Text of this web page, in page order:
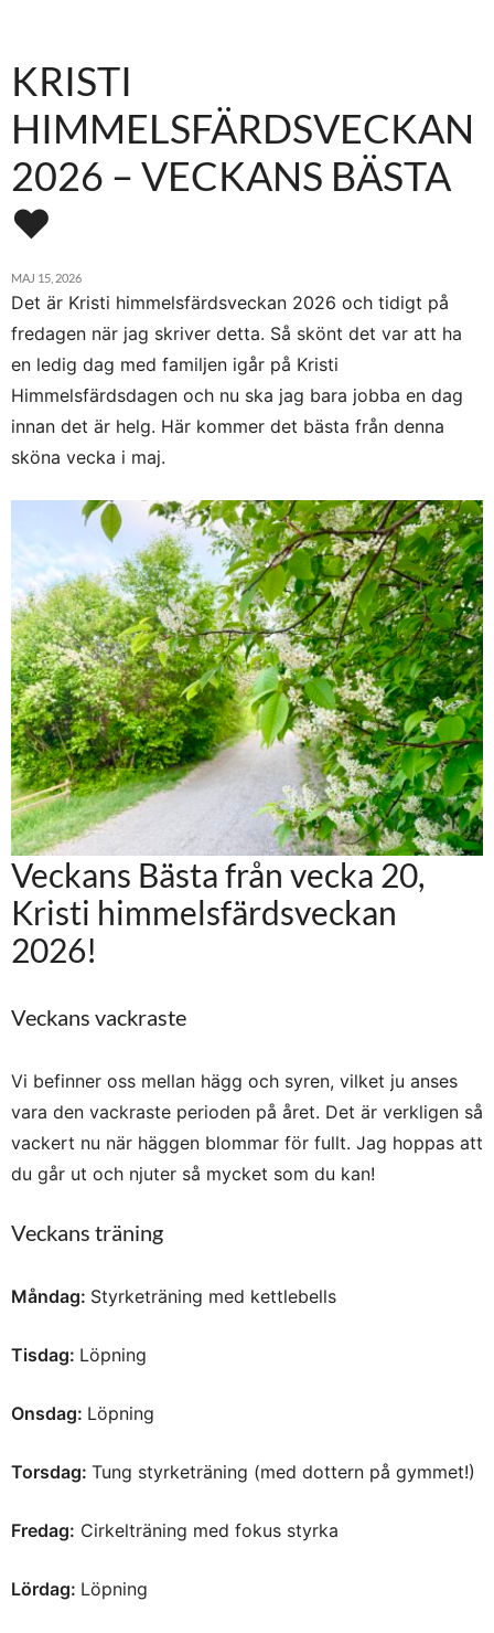
KRISTI
HIMMELSFÄRDSVECKAN
2026 – VECKANS BÄSTA
♥
MAJ 15, 2026
Det är Kristi himmelsfärdsveckan 2026 och tidigt på
fredagen när jag skriver detta. Så skönt det var att ha
en ledig dag med familjen igår på Kristi
Himmelsfärdsdagen och nu ska jag bara jobba en dag
innan det är helg. Här kommer det bästa från denna
sköna vecka i maj.
Veckans Bästa från vecka 20,
Kristi himmelsfärdsveckan
2026!
Veckans vackraste
Vi befinner oss mellan hägg och syren, vilket ju anses
vara den vackraste perioden på året. Det är verkligen så
vackert nu när häggen blommar för fullt. Jag hoppas att
du går ut och njuter så mycket som du kan!
Veckans träning
Måndag: Styrketräning med kettlebells
Tisdag: Löpning
Onsdag: Löpning
Torsdag: Tung styrketräning (med dottern på gymmet!)
Fredag: Cirkelträning med fokus styrka
Lördag: Löpning